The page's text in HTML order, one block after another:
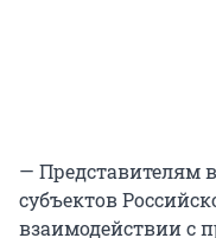
— Представителям
субъектов
взаимодействии с